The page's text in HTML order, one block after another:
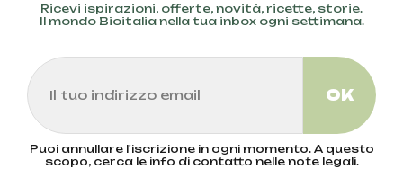
Ricevi ispirazioni, offerte, novità, ricette, storie.
Il mondo Bioitalia nella tua inbox ogni settimana.
Puoi annullare l'iscrizione in ogni momento. A questo
scopo, cerca le info di contatto nelle note legali.